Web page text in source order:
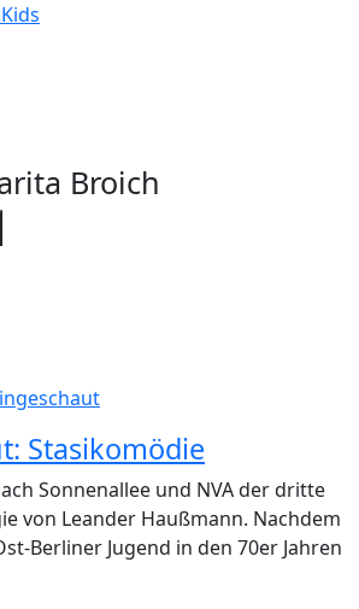
Broich
Stasikomödie
Sonnenallee und NVA der dritte
von Leander Haußmann. Nachdem
Berliner Jugend in den 70er Jahren